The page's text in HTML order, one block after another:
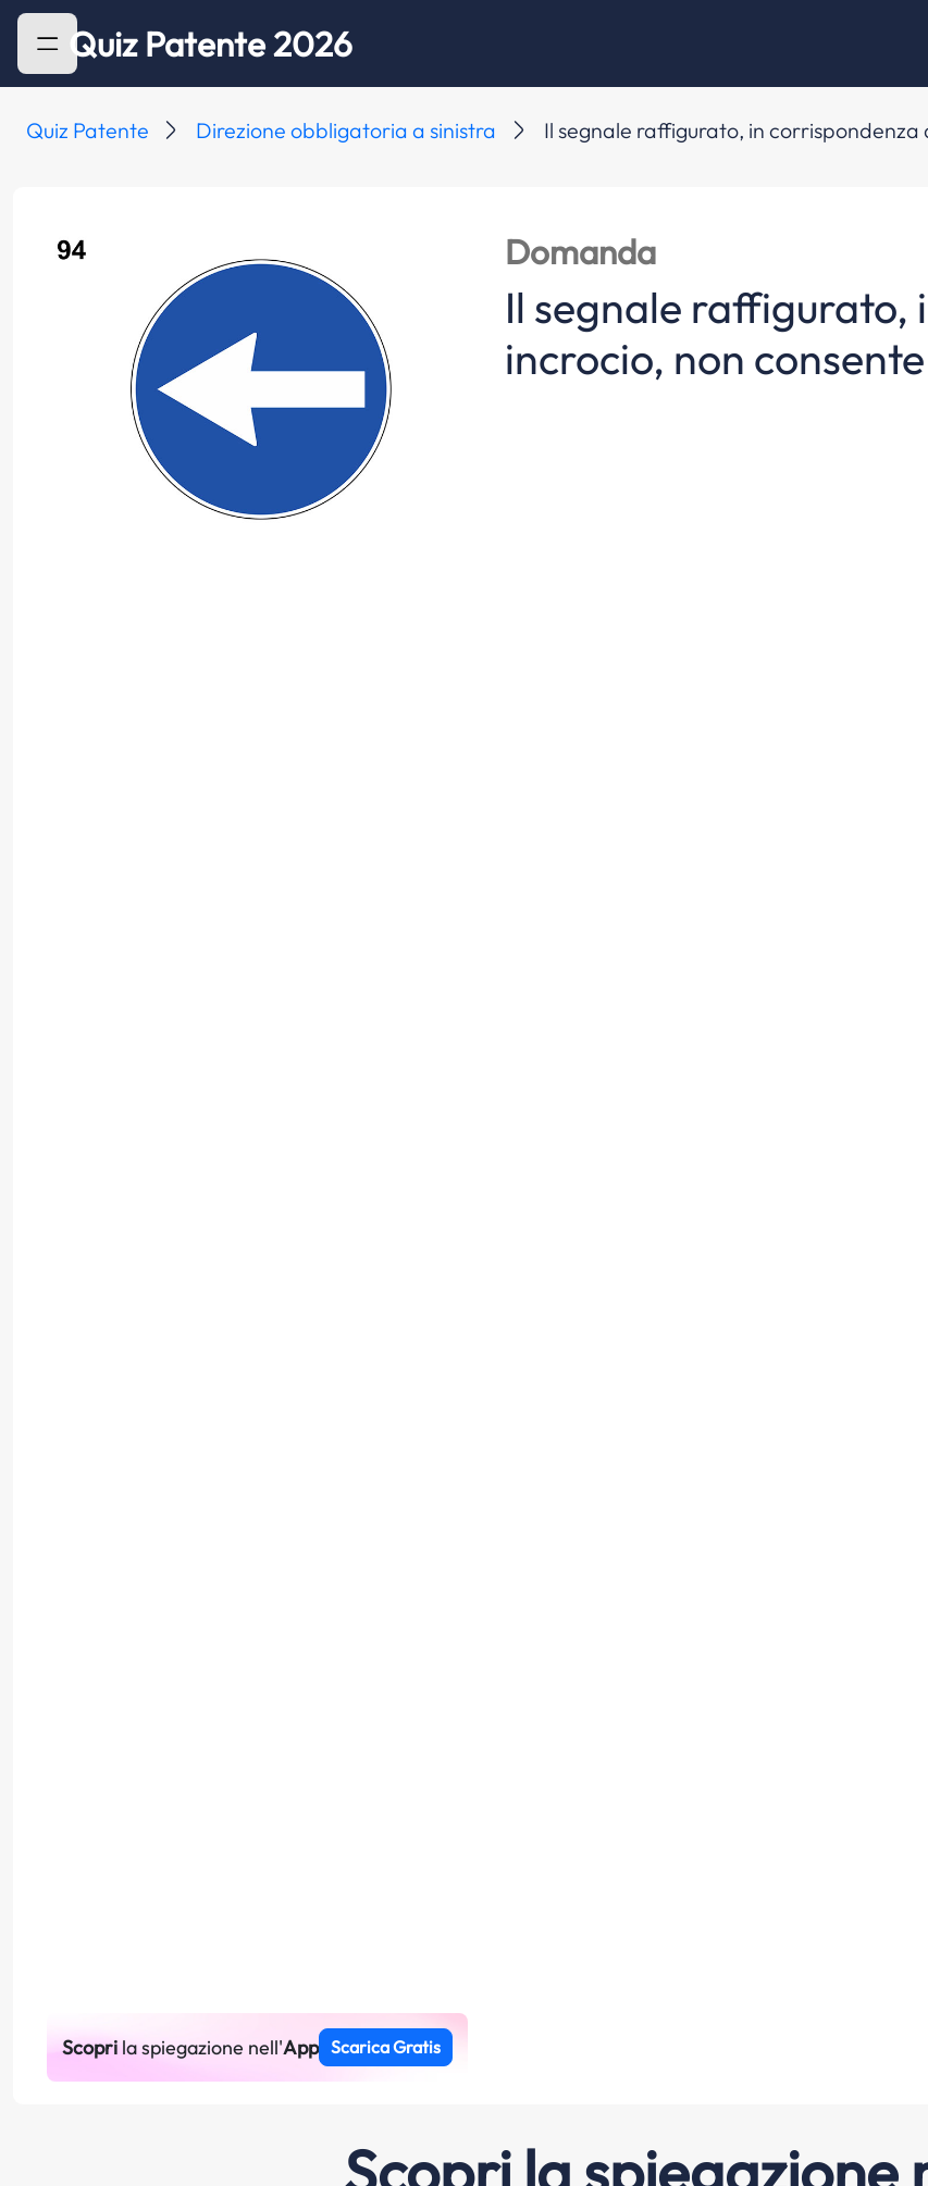
Quiz Patente 2026
Quiz Patente Direzione obbligatoria a sinistra Il segnale raffigurato, in
Domanda
Il segnale raffigurato,
incrocio, non
Scoprila spiegazione nell'App Scarica Gratis